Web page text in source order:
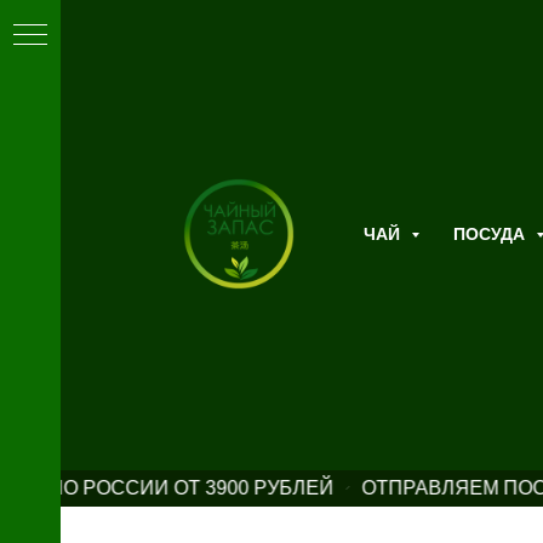
ЧАЙ ПОСУДА
ПО РОССИИ ОТ 3900 РУБЛЕЙ ОТПРАВЛЯЕМ